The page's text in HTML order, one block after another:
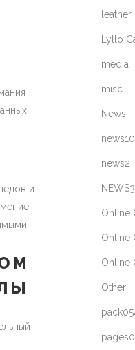
и
leather
Lyllo
media
misc
News
news10
news2
NEWS3
Online
Online
Online
Other